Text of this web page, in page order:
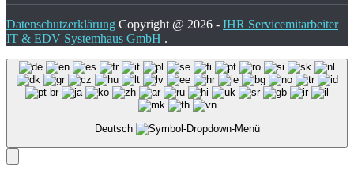
Datenschutzerklärung Copyright @ 2026 - IHR Servicemitarbeiter
IT & EDV Systemhaus GmbH .
Deutsch